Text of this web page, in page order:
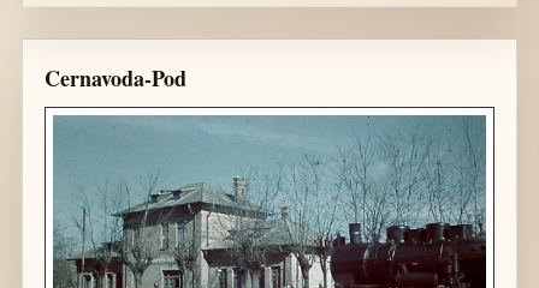
Cernavoda-Pod